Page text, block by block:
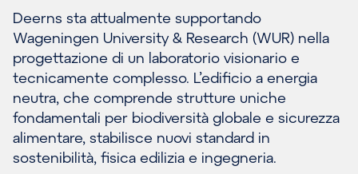
Deerns sta attualmente supportando
Wageningen University & Research (WUR) nella
progettazione di un laboratorio visionario e
tecnicamente complesso. L’edificio a energia
neutra, che comprende strutture uniche
fondamentali per biodiversità globale e sicurezza
alimentare, stabilisce nuovi standard in
sostenibilità, fisica edilizia e ingegneria.